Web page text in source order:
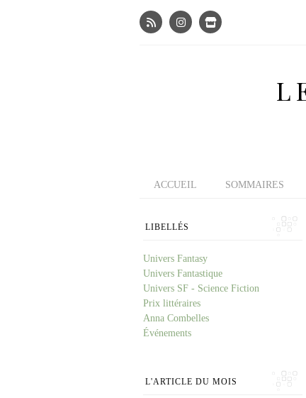
ACCUEIL SOMMAIRES
LIBELLÉS
Univers Fantasy
Univers Fantastique
Univers SF - Science Fiction
Prix littéraires
Anna Combelles
Événements
L'ARTICLE DU MOIS